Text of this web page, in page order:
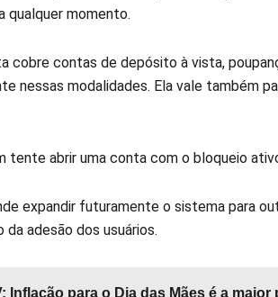
qualquer momento.
cobre contas de depósito à vista,
nessas modalidades. Ela vale também
tente abrir uma conta com o bloqueio
expandir futuramente o sistema para
da adesão dos usuários.
Inflação para o Dia das Mães é a